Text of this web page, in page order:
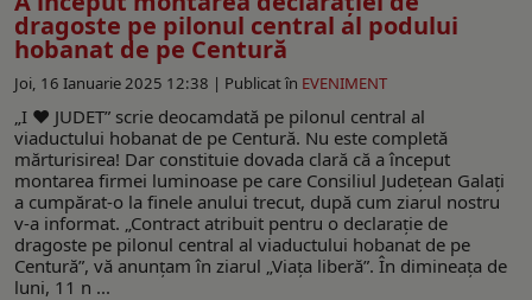
dragoste pe pilonul central al podului
hobanat de pe Centură
Joi, 16 Ianuarie 2025 12:38 | Publicat în EVENIMENT
„I ♥ JUDET” scrie deocamdată pe pilonul central al
viaductului hobanat de pe Centură. Nu este completă
mărturisirea! Dar constituie dovada clară că a început
montarea firmei luminoase pe care Consiliul Judeţean Galaţi
a cumpărat-o la finele anului trecut, după cum ziarul nostru
v-a informat. „Contract atribuit pentru o declaraţie de
dragoste pe pilonul central al viaductului hobanat de pe
Centură”, vă anunţam în ziarul „Viaţa liberă”. În dimineața de
luni, 11 n ...